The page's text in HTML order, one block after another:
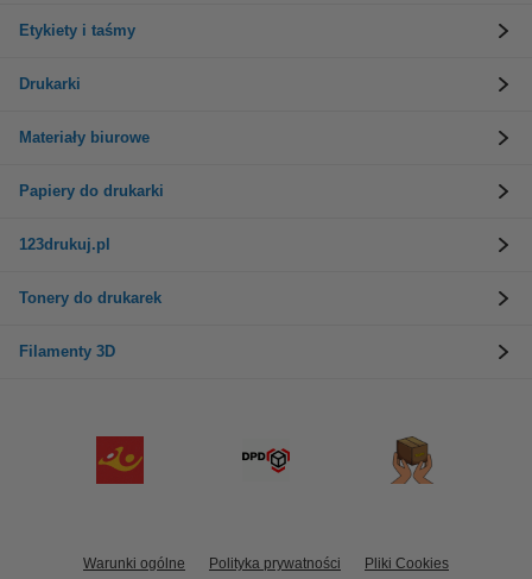
Etykiety i taśmy
Drukarki
Materiały biurowe
Papiery do drukarki
123drukuj.pl
Tonery do drukarek
Filamenty 3D
Warunki ogólne Polityka prywatności Pliki Cookies